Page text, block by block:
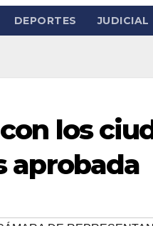
DEPORTES JUDICIAL
los
aprobada